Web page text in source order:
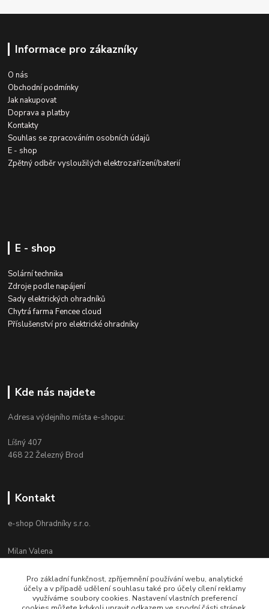
Informace pro zákazníky
O nás
Obchodní podmínky
Jak nakupovat
Doprava a platby
Kontakty
Souhlas se zpracováním osobních údajů
E - shop
Zpětný odběr vysloužilých elektrozařízení/baterií
E - shop
Solární technika
Zdroje podle napájení
Sady elektrických ohradníků
Chytrá farma Fencee cloud
Příslušenství pro elektrické ohradníky
Kde nás najdete
Adresa výdejního místa e-shopu:
Líšný 407
468 22 Železný Brod
Kontakt
e-shop Ohradníky s.r.o.
Milan Valena
Po-Pá 8-16
info@ohradniky.cz
Pro základní funkčnost, zpříjemnění používání webu, analytické
účely a v případě udělení souhlasu také pro účely cílení reklamy
využíváme soubory cookies. Nastavení vlastních preferencí